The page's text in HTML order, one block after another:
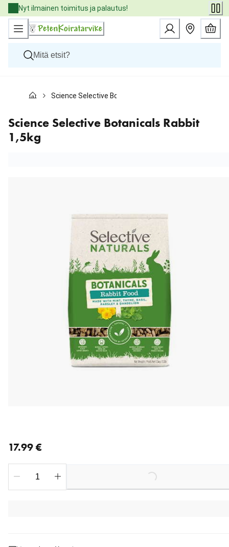
Skip
to
Content
Nyt ilmainen toimitus ja palautus!
Kissat
Eläinlääkäriruoat
Tuotemerkit
Uutuudet
Science Selective Botanicals Rabbit 1,5kg
Science Selective Botanicals Rabbit
1,5kg
17.99 €